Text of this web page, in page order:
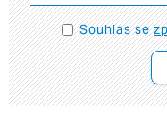
Souhlas se